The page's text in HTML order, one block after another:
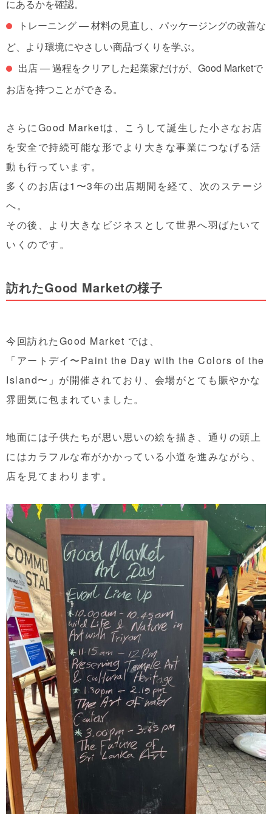
にあるかを確認。
トレーニング— 材料の見直し、パッケージングの改善な
ど、より環境にやさしい商品づくりを学ぶ。
出店— 過程をクリアした起業家だけが、Good Marketで
お店を持つことができる。
さらにGood Marketは、こうして誕生した小さなお店
を安全で持続可能な形でより大きな事業につなげる活
動 も行っています。
多くのお店は1〜3年の出店期間を経て、次のステージ
へ。
その後、より大きなビジネスとして世界へ羽ばたいて
いくのです。
訪れたGood Marketの様子
今回訪れたGood Market では、
「アートデイ〜Paint the Day with the Colors of the
Island〜」 が開催されており、会場がとても賑やかな
雰囲気に包まれていました。
地面には子供たちが思い思いの絵を描き、通りの頭上
にはカラフルな布がかかっている小道を進みながら、
店を見てまわります。